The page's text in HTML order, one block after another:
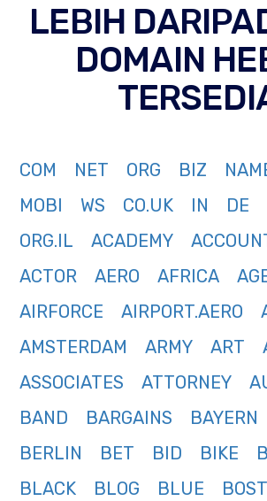
LEBIH
DOMAIN
COM NET ORG BIZ
MOBI
WS CO.UK IN DE
ORG.IL
ACADEMY
ACTOR
AERO AFRICA
AIRFORCE
AIRPORT.AERO
AMSTERDAM
ARMY ART
ASSOCIATES
ATTORNEY
BAND
BARGAINS BAYERN
BERLIN
BET BID BIKE
BLACK
BLOG BLUE